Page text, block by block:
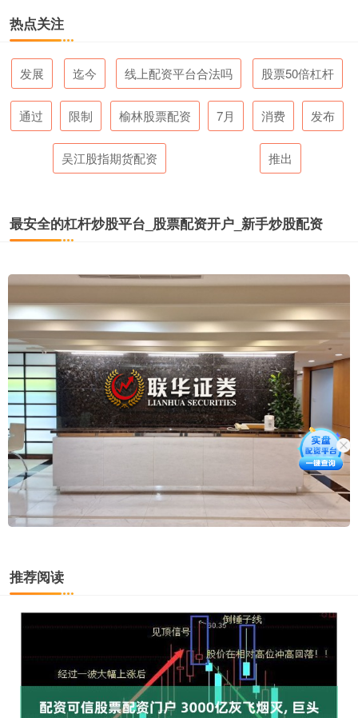
热点关注
发展 迄今 线上配资平台合法吗 股票50倍杠杆
通过 限制 榆林股票配资 7月 消费 发布
吴江股指期货配资 推出
最安全的杠杆炒股平台_股票配资开户_新手炒股配资
推荐阅读